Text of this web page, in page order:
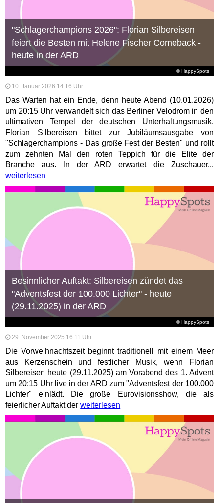
© HappySpots
"Schlagerchampions 2026": Florian Silbereisen
feiert die Besten mit Helene Fischer Comeback -
heute in der ARD
10. Januar 2026 14:16 Uhr
Das Warten hat ein Ende, denn heute Abend (10.01.2026)
um 20:15 Uhr verwandelt sich das Berliner Velodrom in den
ultimativen Tempel der deutschen Unterhaltungsmusik.
Florian Silbereisen bittet zur Jubiläumsausgabe von
"Schlagerchampions - Das große Fest der Besten" und rollt
zum zehnten Mal den roten Teppich für die Elite der
Branche aus. In der ARD erwartet die Zuschauer...
weiterlesen
© HappySpots
Besinnlicher Auftakt: Silbereisen zündet das
"Adventsfest der 100.000 Lichter" - heute
(29.11.2025) in der ARD
29. November 2025 16:11 Uhr
Die Vorweihnachtszeit beginnt traditionell mit einem Meer
aus Kerzenschein und festlicher Musik, wenn Florian
Silbereisen heute (29.11.2025) am Vorabend des 1. Advent
um 20:15 Uhr live in der ARD zum "Adventsfest der 100.000
Lichter" einlädt. Die große Eurovisionsshow, die als
feierlicher Auftakt derweiterlesen